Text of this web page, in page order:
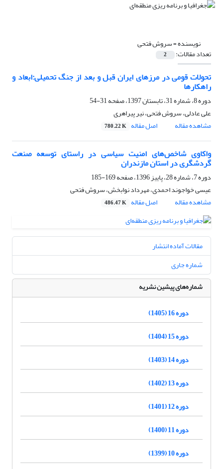
نویسنده =سروش فتحی
تعداد مقالات: 2
تحولات قومی در مرزهای ایران قبل و بعد از جنگ تحمیلی:ابعاد و
راهکارها
دوره 8، شماره 31، تابستان 1397، صفحه
31-54
علی عادلی، سروش فتحی، نیر پیراهری
مشاهده مقاله
اصل مقاله 780.22 K
واکاوی شاخص‌های امنیت سیاسی در راستای توسعه صنعت
گردشگری در استان مازندران
دوره 7، شماره 28، پاییز 1396، صفحه
169-185
عیسی خواجوند احمدی، مهرداد نوابخش، سروش فتحی
مشاهده مقاله
اصل مقاله 486.47 K
مقالات آماده انتشار
شماره جاری
شماره‌های پیشین نشریه
دوره 16 (1405)
دوره 15 (1404)
دوره 14 (1403)
دوره 13 (1402)
دوره 12 (1401)
دوره 11 (1400)
دوره 10 (1399)